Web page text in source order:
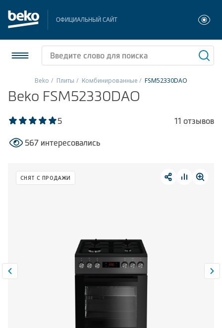
ОФИЦИАЛЬНЫЙ САЙТ
Холодильники и морозильники
Стиральные и сушильные машины
Посудомоечные машины
Встраиваемая техника
Сравнить 0
Beko Плиты Комбинированные FSM52330DAO
Beko FSM52330DAO
5 11 отзывов
567 интересовались
СНЯТ С ПРОДАЖИ